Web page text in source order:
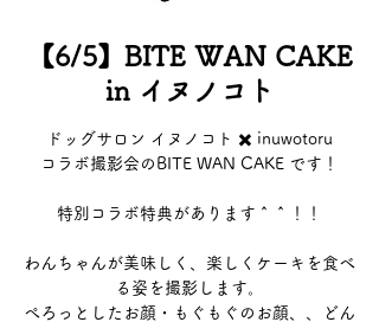
【6/5】BITE WAN CAKE
in イヌノコト
ドッグサロン イヌノコト ✖️ inuwotoru
コラボ撮影会のBITE WAN CAKE です！
特別コラボ特典があります＾＾！！
わんちゃんが美味しく、楽しくケーキを食べ
る姿を撮影します。
ぺろっとしたお顔・もぐもぐのお顔、、どん